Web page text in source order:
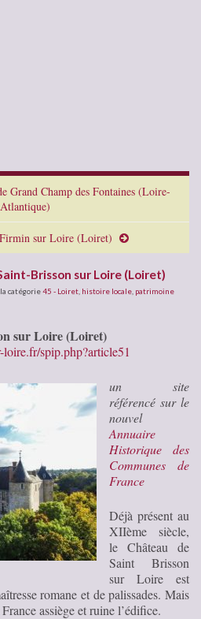
Grand Champ des Fontaines (Loire-
Atlantique)
sur Loire (Loiret)
Brisson sur Loire (Loiret)
catégorie45 - Loiret histoire locale patrimoine
sur Loire (Loiret)
spip.php?article51
un site
référencé sur le
nouvel
Annuaire
Historique des
Communes de
France
Déjà présent au
XIIème siècle,
le Château de
Saint Brisson
sur Loire est
romane et de palissades. Mais
assiège et ruine l’édifice.